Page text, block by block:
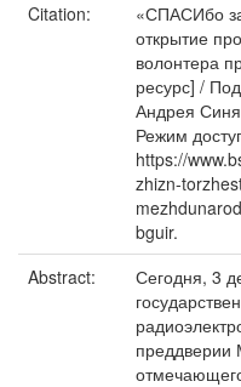
Citation:
«СПАСИбо
открытие
волонтера
ресурс] /
Андрея
Режим
https://
zhizn-
bguir.
Abstract:
Сегодня, 3
преддверии